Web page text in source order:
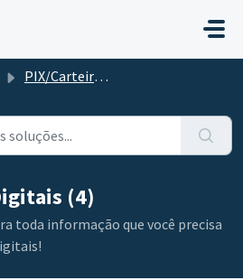
PIX/Carteira Digital
(4)
toda informação que você precisa